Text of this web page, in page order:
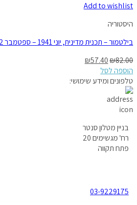
Add to wishlist
היסטוריה
בילטמור – תכנית מדינית, יוני 1941 – ספטמבר 1942 (זיכרונות מן העיזבון)
₪82.00
₪57.40
הוספה לסל
טלפונים ומידע שימושי:
בניין מטלון סנטר
רח' מגשימים 20
פתח תקווה
03-9229175